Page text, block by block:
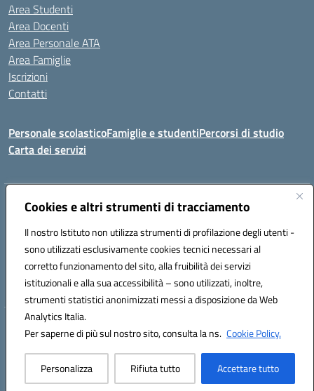
Cookies e altri strumenti di tracciamento
Il nostro Istituto non utilizza strumenti di profilazione degli utenti -
sono utilizzati esclusivamente cookies tecnici necessari al
corretto funzionamento del sito, alla fruibilità dei servizi
istituzionali e alla sua accessibilità – sono utilizzati, inoltre,
strumenti statistici anonimizzati messi a disposizione da Web
Analytics Italia.
Per saperne di più sul nostro sito, consulta la ns. Cookie Policy.
Personalizza Rifiuta tutto Accettare tutto
Area Studenti
Area Docenti
Area Personale ATA
Area Famiglie
Iscrizioni
Contatti
Personale scolasticoFamiglie e studentiPercorsi di studio
Carta dei servizi
Indirizzo:Via Medaglie d'Oro, 27 – 81100 Caserta
Posta elettronica certificata (PEC):CEIC8BB00X@pec.istruzione.it
Codice fiscale: 93117030614
Codice meccanografico: CEIC8BB00X
Hosting & Powered by 3D Solution S.r.l.
Concept & Design by Designers Italia